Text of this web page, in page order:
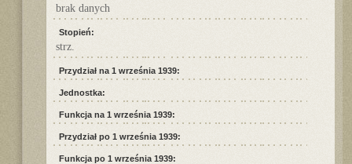
brak danych
Stopień:
strz.
Przydział na 1 września 1939:
Jednostka:
Funkcja na 1 września 1939:
Przydział po 1 września 1939:
Funkcja po 1 września 1939: